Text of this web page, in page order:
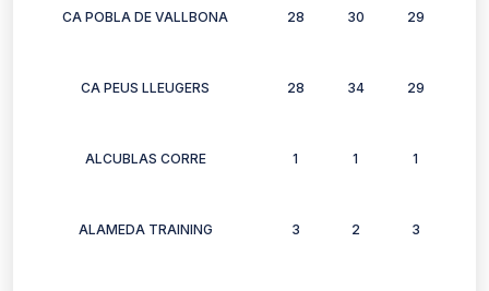
CA POBLA DE VALLBONA 28 30 29
CA PEUS LLEUGERS 28 34 29
ALCUBLAS CORRE 1 1 1
ALAMEDA TRAINING 3 2 3